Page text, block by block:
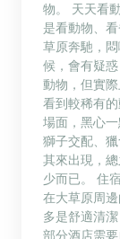
物。 天天看
是看動物、
草原奔馳，
候，會有疑
動物，但實
看到較稀有
場面，黑心
獅子交配、
其來出現，
少而已。 住
在大草原周
多是舒適清
部分酒店需